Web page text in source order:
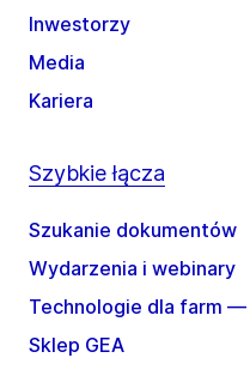
Inwestorzy
Media
Kariera
Szybkie łącza
Szukanie dokumentów
Wydarzenia i webinary
Technologie dla farm
Sklep GEA